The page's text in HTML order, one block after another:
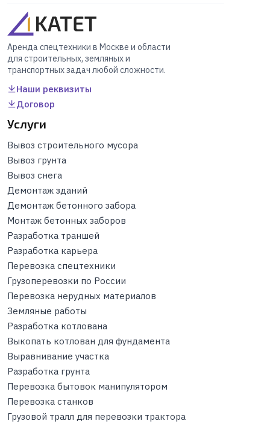
Аренда спецтехники в Москве и области
для строительных, земляных и
транспортных задач любой сложности.
Наши реквизиты
Договор
Услуги
Вывоз строительного мусора
Вывоз грунта
Вывоз снега
Демонтаж зданий
Демонтаж бетонного забора
Монтаж бетонных заборов
Разработка траншей
Разработка карьера
Перевозка спецтехники
Грузоперевозки по России
Перевозка нерудных материалов
Земляные работы
Разработка котлована
Выкопать котлован для фундамента
Выравнивание участка
Разработка грунта
Перевозка бытовок манипулятором
Перевозка станков
Грузовой тралл для перевозки трактора